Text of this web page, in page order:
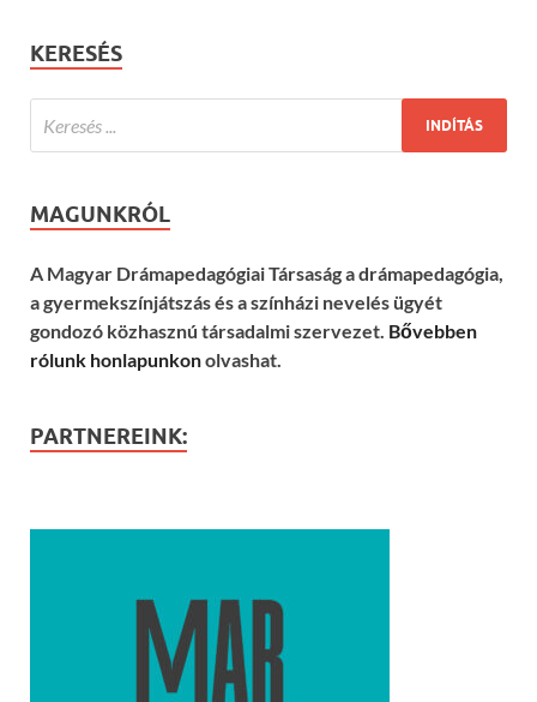
KERESÉS
MAGUNKRÓL
A Magyar Drámapedagógiai Társaság a drámapedagógia,
a gyermekszínjátszás és a színházi nevelés ügyét
gondozó közhasznú társadalmi szervezet. Bővebben
rólunk honlapunkonolvashat.
PARTNEREINK: